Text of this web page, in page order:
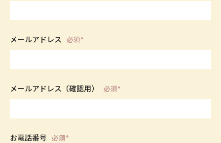
メールアドレス 必須*
メールアドレス（確認用） 必須*
お電話番号 必須*